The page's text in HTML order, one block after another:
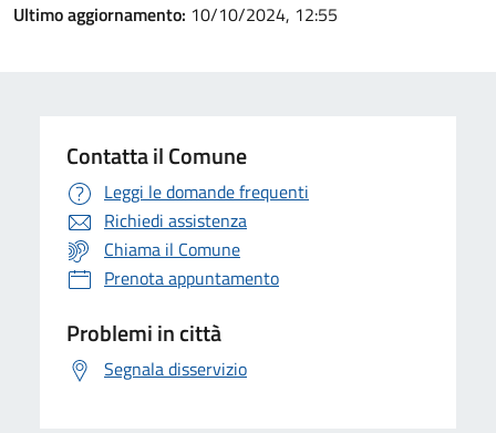
Ultimo aggiornamento: 10/10/2024, 12:55
Contatta il Comune
Leggi le domande frequenti
Richiedi assistenza
Chiama il Comune
Prenota appuntamento
Problemi in città
Segnala disservizio